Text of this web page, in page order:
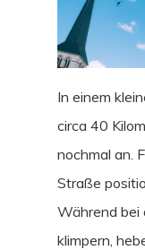
In einem
circa 40
nochmal an.
Straße
Während bei
klimpern,